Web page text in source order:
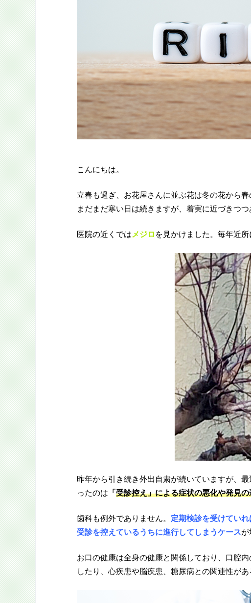
こんにちは。
立春も過ぎ、お花屋さんに並ぶ花は冬の花から
まだまだ寒い日は続きますが、着実に近づきつつ
医院の近くでは メジロ を見かけました。毎年近所
昨年から引き続き外出自粛が続いていますが、
ったのは 「 受診控え」による症状の悪化や発見の
歯科も例外でありません。 定期検診を受けてい
受診を控えているうちに進行してしまうケースが
お口の健康は全身の健康と関係しており、口腔
したり、心疾患や脳疾患、糖尿病との関連性があ